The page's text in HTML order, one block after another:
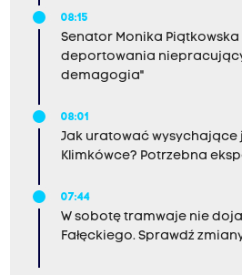
08:15
Senator Monika Piątkowska
deportowania
demagogia"
08:01
Jak uratować wysychające
Klimkówce? Potrzebna
07:44
W sobotę tramwaje nie
Fałęckiego. Sprawdź